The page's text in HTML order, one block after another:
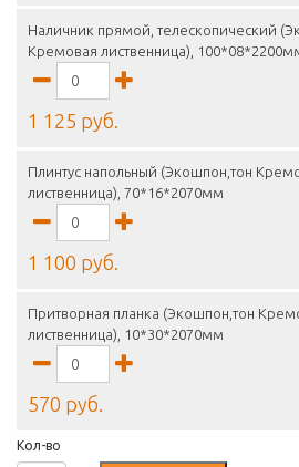
Наличник прямой, телескопический
Кремовая лиственница),
1 125 руб.
Плинтус напольный (Экошпон,тон
лиственница), 70*16*2070мм
1 100 руб.
Притворная планка (Экошпон,тон
лиственница), 10*30*2070мм
570 руб.
Кол-во